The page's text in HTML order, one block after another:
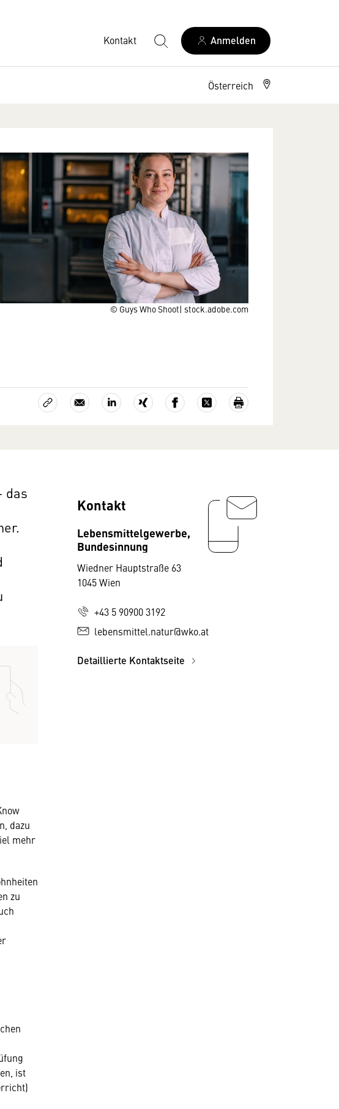
Kontakt Anmelden
Österreich
© Guys Who Shoot| stock.adobe.com
das
dazu
mehr
zu
ist
Kontakt
Lebensmittelgewerbe,
Bundesinnung
Wiedner Hauptstraße 63
1045 Wien
+43 5 90900 3192
lebensmittel.natur@wko.at
Detaillierte Kontaktseite